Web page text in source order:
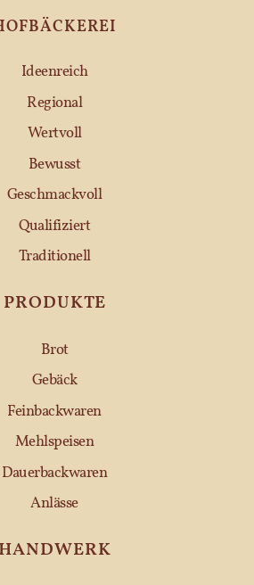
Ideenreich
Regional
Wertvoll
Bewusst
Geschmackvoll
Qualifiziert
Traditionell
PRODUKTE
Brot
Gebäck
Feinbackwaren
Mehlspeisen
Dauerbackwaren
Anlässe
HANDWERK